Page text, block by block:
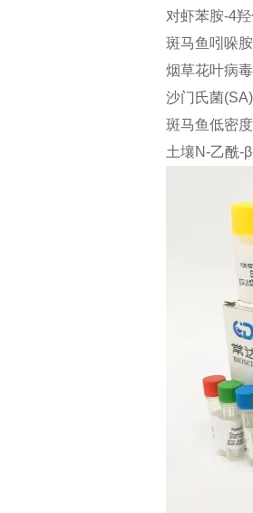
对虾苯胺-4
斑马鱼吲哚
烟草花叶病
沙门氏菌
斑马鱼低密
土壤N-乙酰-